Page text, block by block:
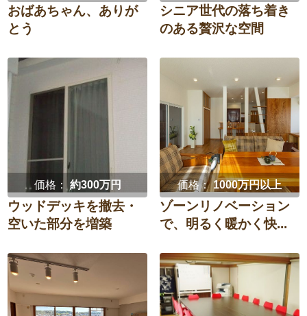
おばあちゃん、ありが
とう
シニア世代の落ち着き
のある贅沢な空間
価格： 約300万円
ウッドデッキを撤去・
空いた部分を増築
価格：1000万円以上
ゾーンリノベーション
で、明るく暖かく快...